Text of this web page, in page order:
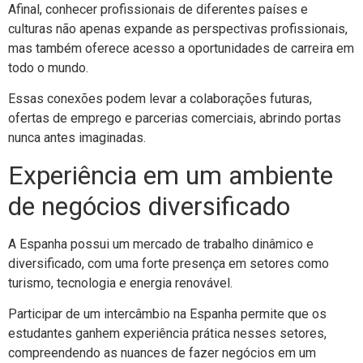
Afinal, conhecer profissionais de diferentes países e
culturas não apenas expande as perspectivas profissionais,
mas também oferece acesso a oportunidades de carreira em
todo o mundo.
Essas conexões podem levar a colaborações futuras,
ofertas de emprego e parcerias comerciais, abrindo portas
nunca antes imaginadas.
Experiência em um ambiente
de negócios diversificado
A Espanha possui um mercado de trabalho dinâmico e
diversificado, com uma forte presença em setores como
turismo, tecnologia e energia renovável.
Participar de um intercâmbio na Espanha permite que os
estudantes ganhem experiência prática nesses setores,
compreendendo as nuances de fazer negócios em um